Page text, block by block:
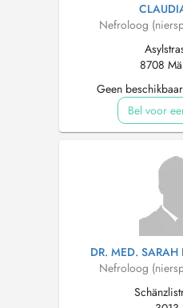
Nefroloog
8708
Geen
Bel voor
DR. MED. SARAH
Nefroloog